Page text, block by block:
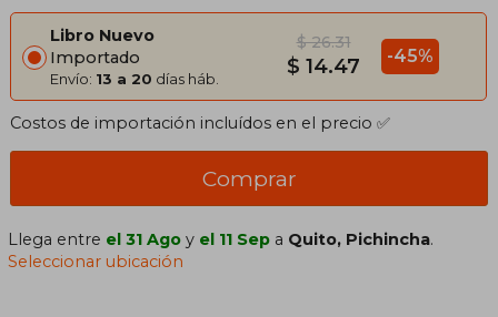
Libro Nuevo
Importado
Envío: 13 a 20 días háb.
$ 26.31
$ 14.47 -45%
Costos de importación incluídos en el precio ✅
Comprar
Llega entre el 31 Ago y el 11 Sep a Quito, Pichincha.
Seleccionar ubicación